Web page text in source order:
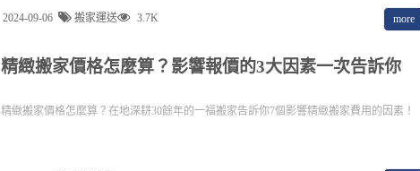
2024-09-06 搬家運送 3.7K more
精緻搬家價格怎麼算？影響報價的3大因素一次告訴你
精緻搬家價格怎麼算？在地深耕30餘年的一福搬家告訴你7個影響精緻搬家費用的因素！